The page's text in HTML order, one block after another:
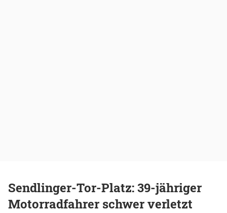
Sendlinger-Tor-Platz: 39-jähriger
Motorradfahrer schwer verletzt